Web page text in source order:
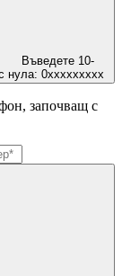
Въведете 10-
0ххххххххх
започващ с